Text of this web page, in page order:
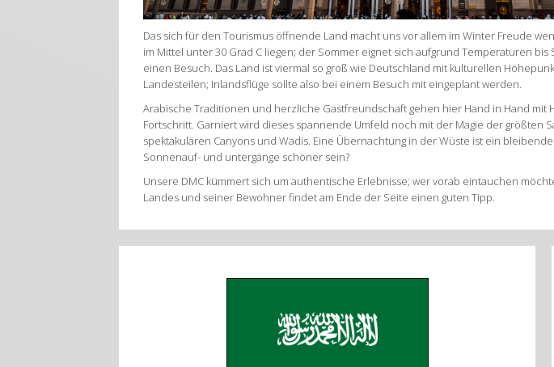
Das sich für den Tourismus öffnende Land macht uns vor allem im Winter Freude
im Mittel unter 30 Grad C liegen; der Sommer eignet sich aufgrund Temperaturen bis
einen Besuch. Das Land ist viermal so groß wie Deutschland mit kulturellen
Landesteilen; Inlandsflüge sollte also bei einem Besuch mit eingeplant werden.
Arabische Traditionen und herzliche Gastfreundschaft gehen hier Hand in Hand mit
Fortschritt. Garniert wird dieses spannende Umfeld noch mit der Magie der größten
spektakulären Canyons und Wadis. Eine Übernachtung in der Wüste ist ein
Sonnenauf- und untergänge schöner sein?
Unsere DMC kümmert sich um authentische Erlebnisse; wer vorab eintauchen
Landes und seiner Bewohner findet am Ende der Seite einen guten Tipp.